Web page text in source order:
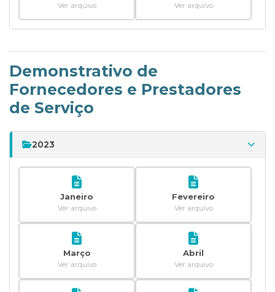
Ver arquivo Ver arquivo
Demonstrativo de
Fornecedores e Prestadores
de Serviço
2023
Janeiro
Ver arquivo
Fevereiro
Ver arquivo
Março
Ver arquivo
Abril
Ver arquivo